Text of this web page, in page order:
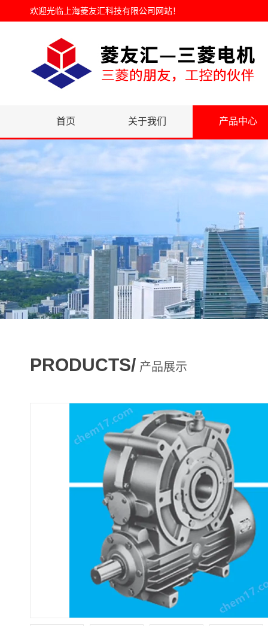
欢迎光临 上海菱友汇科技有限公司网站！
首页 关于我们 产品中心
PRODUCTS/ 产品展示